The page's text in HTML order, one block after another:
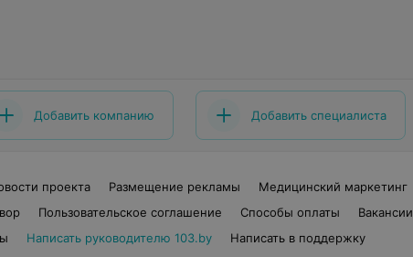
Добавить компанию Добавить специалиста
проекта Размещение рекламы
Медицинский маркетинг
Пользовательское соглашение Способы оплаты
Вакансии
Написать руководителю 103.by
Написать в поддержку